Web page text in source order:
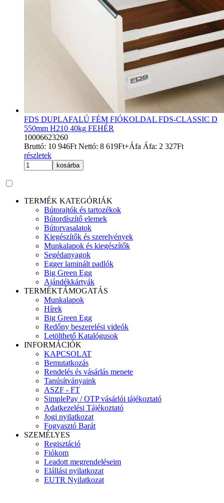
FDS DUPLAFALÚ FÉM FIÓKOLDAL FDS-CLASSIC D
550mm H210 40kg FEHÉR
10006623260
Bruttó: 10 946Ft Nettó: 8 619Ft+Áfa Áfa: 2 327Ft
részletek
kosárba
TERMÉK KATEGÓRIÁK
Bútorajtók és tartozékok
Bútordíszítő elemek
Bútorvasalatok
Kiegészítők és szerelvények
Munkalapok és kiegészítők
Segédanyagok
Egger laminált padlók
Big Green Egg
Ajándékkártyák
TERMÉKTÁMOGATÁS
Munkalapok
Hírek
Big Green Egg
Redőny beszerelési videók
Letölthető Katalógusok
INFORMÁCIÓK
KAPCSOLAT
Bemutatkozás
Rendelés és vásárlás menete
Tanúsítványaink
ASZF - FT
SimplePay / OTP vásárlói tájékoztató
Adatkezelési Tájékoztató
Jogi nyilatkozat
Fogyasztó Barát
SZEMÉLYES
Regisztáció
Fiókom
Leadott megrendeléseim
Elállási nyilatkozat
EUTR Nyilatkozat